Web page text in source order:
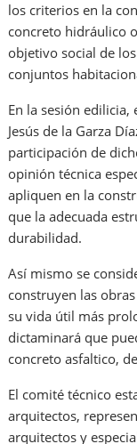
los criterios en la
concreto hidráulico
objetivo social de
conjuntos
En la sesión
Jesús de la Garza
participación de
opinión técnica
apliquen en la
que la adecuada
durabilidad.
Así mismo se
construyen las
su vida útil más
dictaminará que
concreto asfaltico,
El comité técnico
arquitectos,
arquitectos y